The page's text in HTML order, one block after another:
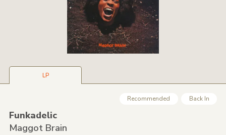
LP
Recommended Back In
Funkadelic
Maggot Brain